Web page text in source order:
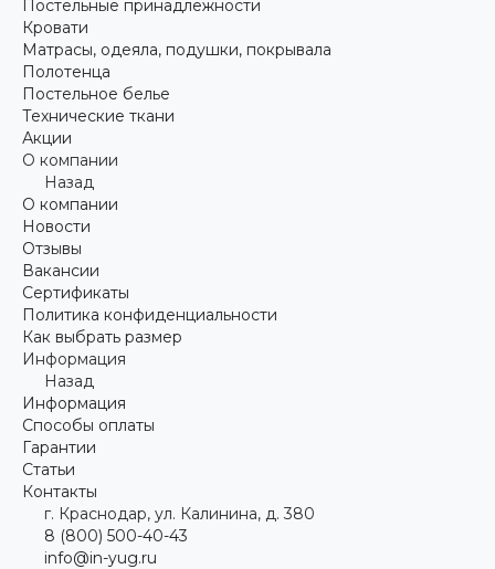
Постельные принадлежности
Кровати
Матрасы, одеяла, подушки, покрывала
Полотенца
Постельное белье
Технические ткани
Акции
О компании
Назад
О компании
Новости
Отзывы
Вакансии
Сертификаты
Политика конфиденциальности
Как выбрать размер
Информация
Назад
Информация
Способы оплаты
Гарантии
Статьи
Контакты
г. Краснодар, ул. Калинина, д. 380
8 (800) 500-40-43
info@in-yug.ru